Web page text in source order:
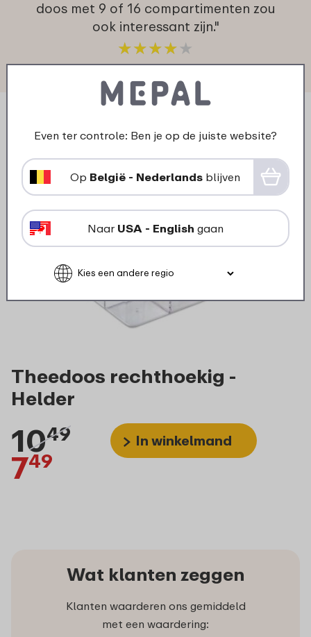
doos met 9 of 16 compartimenten zou
ook interessant zijn."
★★★★ ★
★★★★ ★
klant van Mepal
Theedoos rechthoekig -
Helder
1049
749
In winkelmand
Wat klanten zeggen
Klanten waarderen ons gemiddeld
met een waardering:
Even ter controle: Ben je op de juiste website?
Op België - Nederlands blijven
Naar USA - English gaan